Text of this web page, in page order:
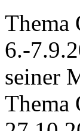
Thema
6.-
seiner
Thema